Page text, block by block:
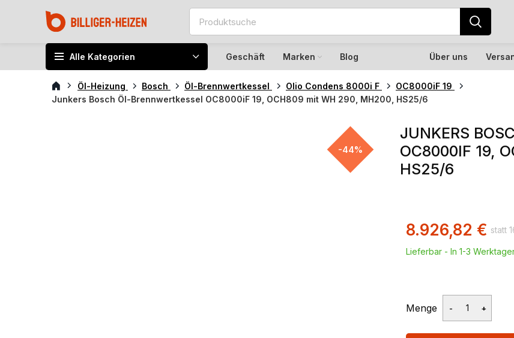
Alle Kategorien Geschäft Marken Blog Über uns
Öl-Heizung Bosch Öl-Brennwertkessel Olio Condens 8000i F
OC8000iF 19
Junkers Bosch Öl-Brennwertkessel OC8000iF 19, OCH809 mit WH 290, MH200, HS25/6
-44%
JUNKERS
OC8000IF 19,
HS25/6
8.926,82 €
Lieferbar - In 1-3
Menge